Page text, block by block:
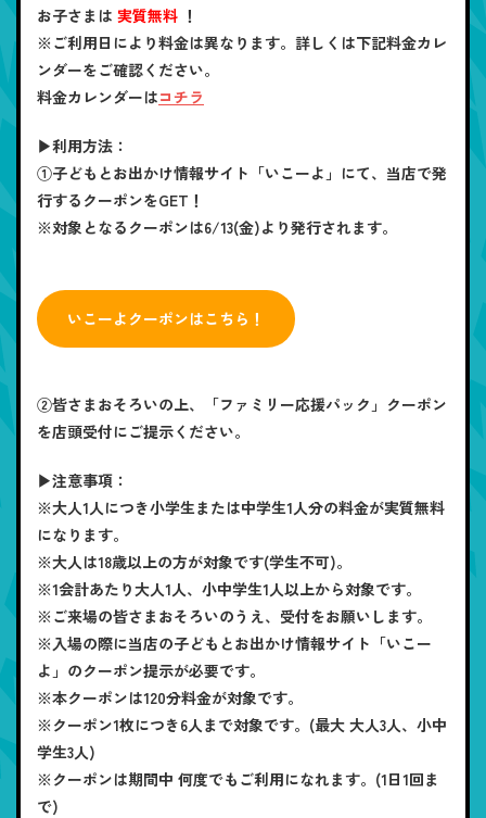
お子さまは 実質無料 ！
※ご利用日により料金は異なります。詳しくは下記料金カレ
ンダーをご確認ください。
料金カレンダーはコチラ
▶利用方法：
①子どもとお出かけ情報サイト「いこーよ」にて、当店で発
行するクーポンをGET！
※対象となるクーポンは6/13(金)より発行されます。
いこーよクーポンはこちら！
②皆さまおそろいの上、「ファミリー応援パック」クーポン
を店頭受付にご提示ください。
▶注意事項：
※大人1人につき小学生または中学生1人分の料金が実質無料
になります。
※大人は18歳以上の方が対象です(学生不可)。
※1会計あたり大人1人、小中学生1人以上から対象です。
※ご来場の皆さまおそろいのうえ、受付をお願いします。
※入場の際に当店の子どもとお出かけ情報サイト「いこー
よ」のクーポン提示が必要です。
※本クーポンは120分料金が対象です。
※クーポン1枚につき6人まで対象です。(最大 大人3人、小中
学生3人)
※クーポンは期間中 何度でもご利用になれます。(1日1回ま
で)